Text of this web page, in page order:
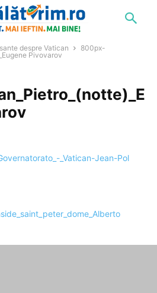
despre Vatican
800px-
Pivovarov